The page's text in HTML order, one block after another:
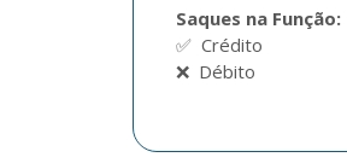
Saques na Função:
✅  Crédito
❌  Débito